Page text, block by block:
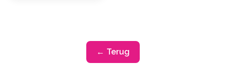
← Terug